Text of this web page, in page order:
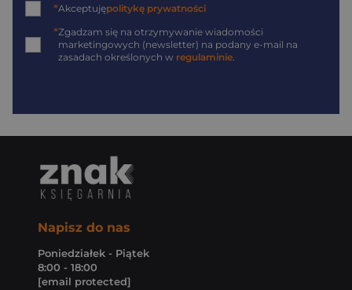
*Akceptujępolitykę prywatności
*Zgadzam się na otrzymywanie wiadomości
marketingowych (newsletter) na podany e-mail na
zasadach określonych w regulaminie
Napisz do nas
Poniedziałek - Piątek
8:00 - 18:00
[email protected]